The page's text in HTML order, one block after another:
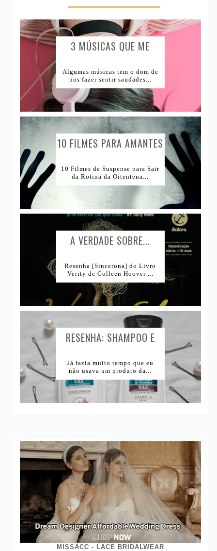
Produtos Acabados
Comprinhas
Lugares e Viagens
Lojas Internacionais
Lojas Nacionais
1Tema1Make
1Tema1Esmalte
3 MÚSICAS QUE ME
Algumas músicas tem o dom de
nos fazer sentir saudades...
10 FILMES PARA AMANTES
10 Filmes de Suspense para Sair
da Rotina da Oitentena...
A VERDADE SOBRE...
Resenha [Sincerona] do Livro
Verity de Colleen Hoover ...
RESENHA: SHAMPOO E
DE VITAMINAS SKALA...
Já fazia muito tempo que eu
não usava um produto da...
MISSACC - LACE BRIDALWEAR